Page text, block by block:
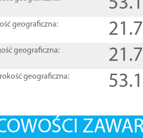
geograficzna:
geograficzna:
geograficzna: